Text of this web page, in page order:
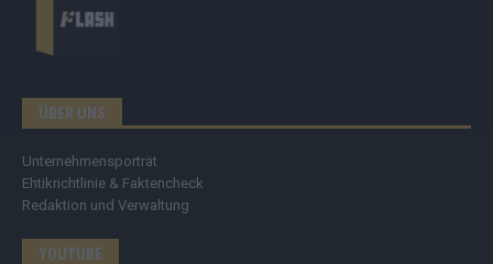
ÜBER UNS
Unternehmensporträt
Ehtikrichtlinie & Faktencheck
Redaktion und Verwaltung
YOUTUBE